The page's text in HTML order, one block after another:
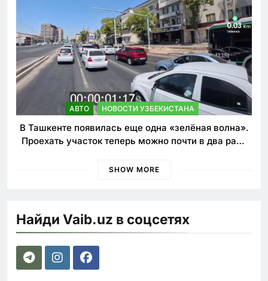
АВТО НОВОСТИ УЗБЕКИСТАНА
В Ташкенте появилась еще одна «зелёная волна».
Проехать участок теперь можно почти в два раза
SHOW MORE
Найди Vaib.uz в соцсетях